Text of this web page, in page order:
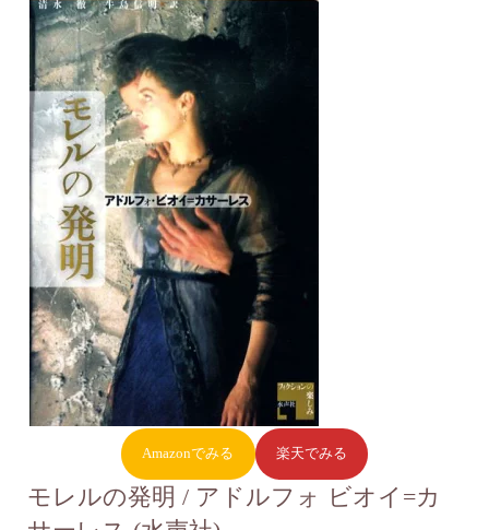
Amazonでみる 楽天でみる
モレルの発明 / アドルフォ ビオイ=カ